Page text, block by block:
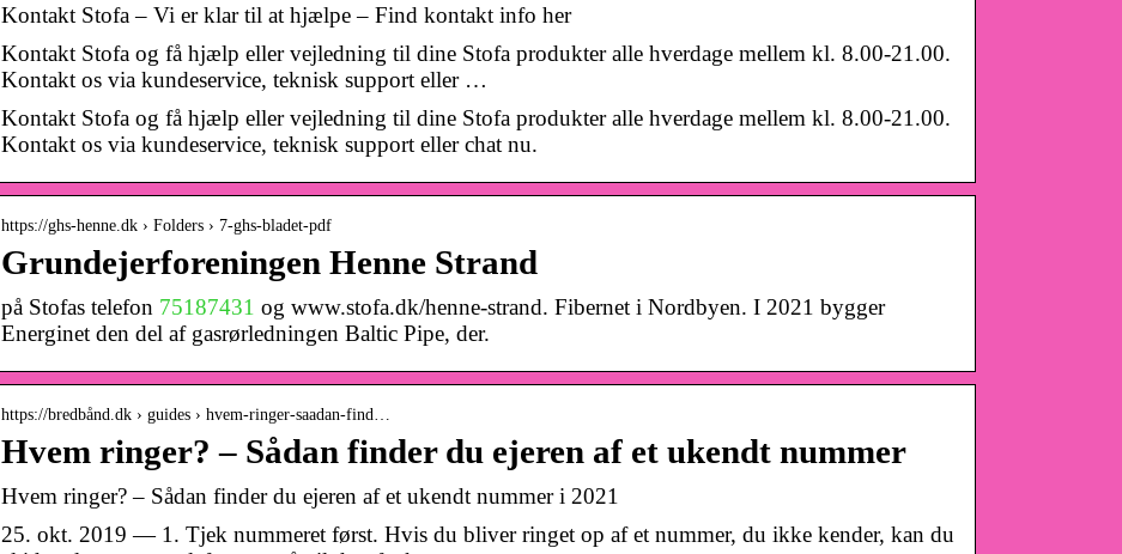
Kontakt Stofa – Vi er klar til at hjælpe – Find kontakt info her
Kontakt Stofa og få hjælp eller vejledning til dine Stofa produkter alle hverdage mellem kl. 8.00-21.00.
Kontakt os via kundeservice, teknisk support eller …
Kontakt Stofa og få hjælp eller vejledning til dine Stofa produkter alle hverdage mellem kl. 8.00-21.00.
Kontakt os via kundeservice, teknisk support eller chat nu.
https://ghs-henne.dk › Folders › 7-ghs-bladet-pdf
Grundejerforeningen Henne Strand
på Stofas telefon 75187431 og www.stofa.dk/henne-strand. Fibernet i Nordbyen. I 2021 bygger
Energinet den del af gasrørledningen Baltic Pipe, der.
https://bredbånd.dk › guides › hvem-ringer-saadan-find…
Hvem ringer? – Sådan finder du ejeren af et ukendt nummer
Hvem ringer? – Sådan finder du ejeren af et ukendt nummer i 2021
25. okt. 2019 — 1. Tjek nummeret først. Hvis du bliver ringet op af et nummer, du ikke kender, kan du